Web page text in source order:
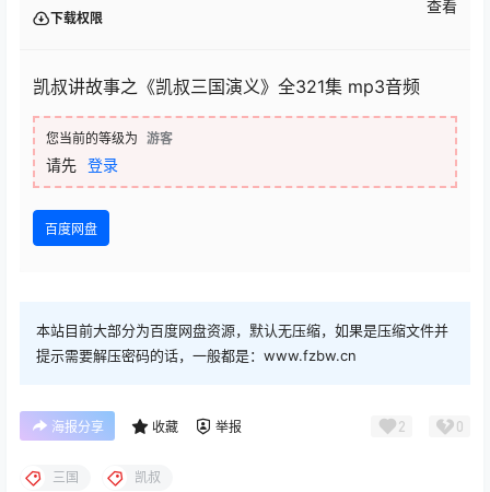
下载权限
查看
凯叔讲故事之《凯叔三国演义》全321集 mp3音频
您当前的等级为 游客
请先 登录
百度网盘
本站目前大部分为百度网盘资源，默认无压缩，如果是压缩文件并
提示需要解压密码的话，一般都是：www.fzbw.cn
海报分享 收藏 举报 2 0
三国 凯叔